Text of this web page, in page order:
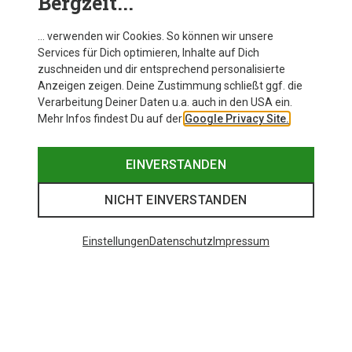
… verwenden wir Cookies. So können wir unsere
Services für Dich optimieren, Inhalte auf Dich
zuschneiden und dir entsprechend personalisierte
Anzeigen zeigen. Deine Zustimmung schließt ggf. die
Verarbeitung Deiner Daten u.a. auch in den USA ein.
Mehr Infos findest Du auf der Google Privacy Site.
EINVERSTANDEN
NICHT EINVERSTANDEN
EinstellungenDatenschutz Impressum